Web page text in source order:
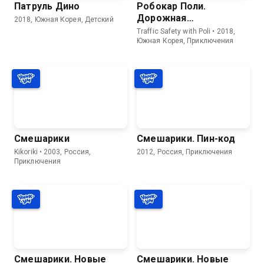
Патруль Дино
2018, Южная Корея, Детский
Робокар Поли.
Дорожная
безопасность с Поли
Traffic Safety with Poli • 2018,
Южная Корея, Приключения
Смешарики
Kikoriki • 2003, Россия,
Приключения
Смешарики. Пин-код
2012, Россия, Приключения
Смешарики. Новые
Смешарики. Новые